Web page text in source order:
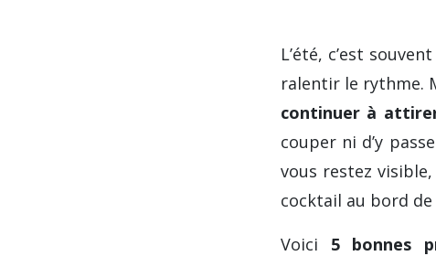
L’été, c’est
ralentir le rythme.
continuer à
couper ni d’y
vous restez
cocktail au bord de
Voici 5 bonnes